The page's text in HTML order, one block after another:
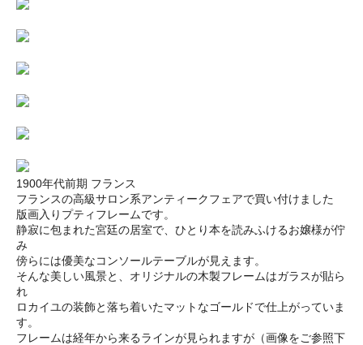
1900年代前期 フランス
フランスの高級サロン系アンティークフェアで買い付けました
版画入りプティフレームです。
静寂に包まれた宮廷の居室で、ひとり本を読みふけるお嬢様が佇
み
傍らには優美なコンソールテーブルが見えます。
そんな美しい風景と、オリジナルの木製フレームはガラスが貼ら
れ
ロカイユの装飾と落ち着いたマットなゴールドで仕上がっていま
す。
フレームは経年から来るラインが見られますが（画像をご参照下